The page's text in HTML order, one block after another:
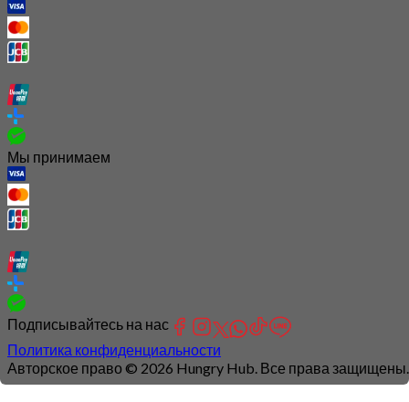
Мы принимаем
Подписывайтесь на нас
Политика конфиденциальности
Авторское право © 2026 Hungry Hub. Все права защищены.
Connection